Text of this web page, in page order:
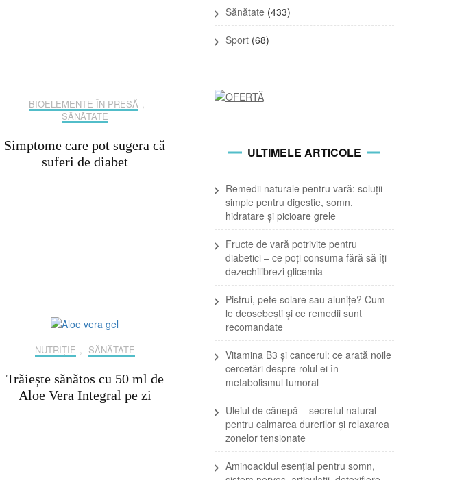
BIOELEMENTE ÎN PRESĂ ,
SĂNĂTATE
Simptome care pot sugera că
suferi de diabet
NUTRIȚIE , SĂNĂTATE
Trăiește sănătos cu 50 ml de
Aloe Vera Integral pe zi
Sănătate (433)
Sport(68)
ULTIMELE ARTICOLE
Remedii naturale pentru vară: soluții
simple pentru digestie, somn,
hidratare și picioare grele
Fructe de vară potrivite pentru
diabetici – ce poți consuma fără să îți
dezechilibrezi glicemia
Pistrui, pete solare sau alunițe? Cum
le deosebești și ce remedii sunt
recomandate
Vitamina B3 și cancerul: ce arată noile
cercetări despre rolul ei în
metabolismul tumoral
Uleiul de cânepă – secretul natural
pentru calmarea durerilor și relaxarea
zonelor tensionate
Aminoacidul esențial pentru somn,